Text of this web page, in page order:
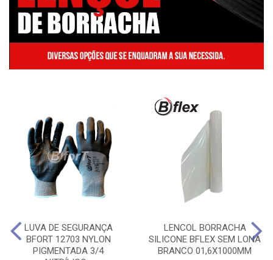
LUVA DE SEGURANÇA
BFORT 12703 NYLON
PIGMENTADA 3/4
LENCOL BORRACHA
SILICONE BFLEX SEM LONA
BRANCO 01,6X1000MM